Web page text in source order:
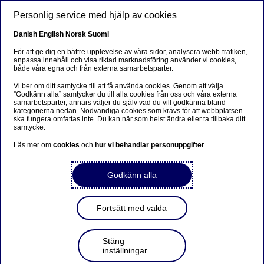
Beklager...
Siden findes desværre ikke på dansk
Bliv på siden|Fortsæt til en relateret side på dansk
Nordea Bank Abp: Återköp
av egna aktier den
16.12.2022
Personlig service med hjälp av cookies
Danish English Norsk Suomi
För att ge dig en bättre upplevelse av våra sidor, analysera webb-trafiken,
anpassa innehåll och visa riktad marknadsföring använder vi cookies,
både våra egna och från externa samarbetsparter.
Vi ber om ditt samtycke till att få använda cookies. Genom att välja
”Godkänn alla” samtycker du till alla cookies från oss och våra externa
samarbetsparter, annars väljer du själv vad du vill godkänna bland
kategorierna nedan. Nödvändiga cookies som krävs för att webbplatsen
ska fungera omfattas inte. Du kan när som helst ändra eller ta tillbaka ditt
samtycke.
Läs mer omcookiesoch hur vi behandlar personuppgifter .
Godkänn alla
Fortsätt med valda
Stäng
inställningar